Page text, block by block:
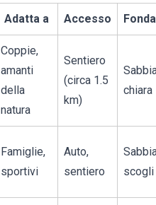
Adatta a Accesso
Coppie,
amanti
della
natura
Sentiero
(circa 1.5
km)
chiara
Famiglie,
sportivi
Auto,
sentiero
scogli